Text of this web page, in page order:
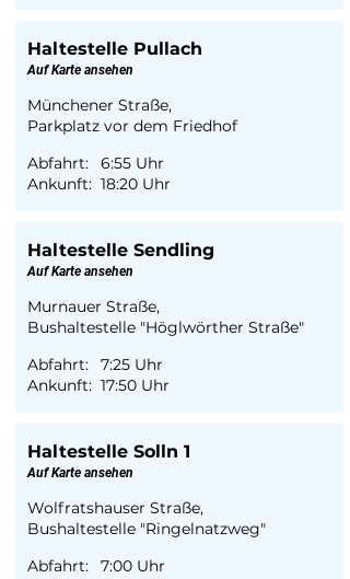
Haltestelle Pullach
Auf Karte ansehen
Münchener Straße,
Parkplatz vor dem Friedhof
Abfahrt:
Ankunft:
6:55 Uhr
18:20 Uhr
Haltestelle Sendling
Auf Karte ansehen
Murnauer Straße,
Bushaltestelle "Höglwörther Straße"
Abfahrt:
Ankunft:
7:25 Uhr
17:50 Uhr
Haltestelle Solln 1
Auf Karte ansehen
Wolfratshauser Straße,
Bushaltestelle "Ringelnatzweg"
Abfahrt:
7:00 Uhr